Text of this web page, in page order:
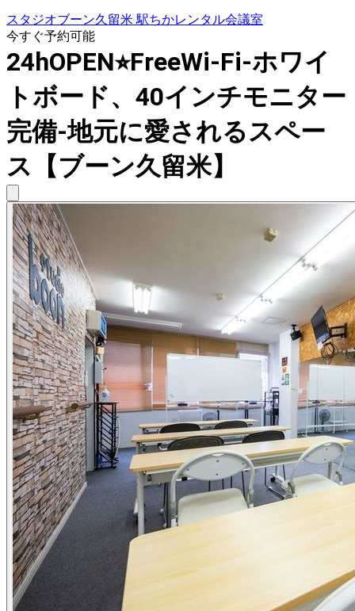
スタジオブーン久留米 駅ちかレンタル会議室
今すぐ予約可能
24hOPEN⭐︎FreeWi-Fi-ホワイ
トボード、40インチモニター
完備-地元に愛されるスペー
ス【ブーン久留米】